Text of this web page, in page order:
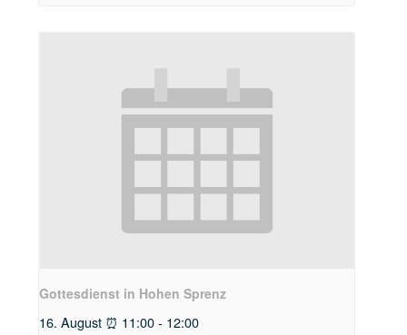
Gottesdienst in Hohen Sprenz
16. August ⏰ 11:00 - 12:00